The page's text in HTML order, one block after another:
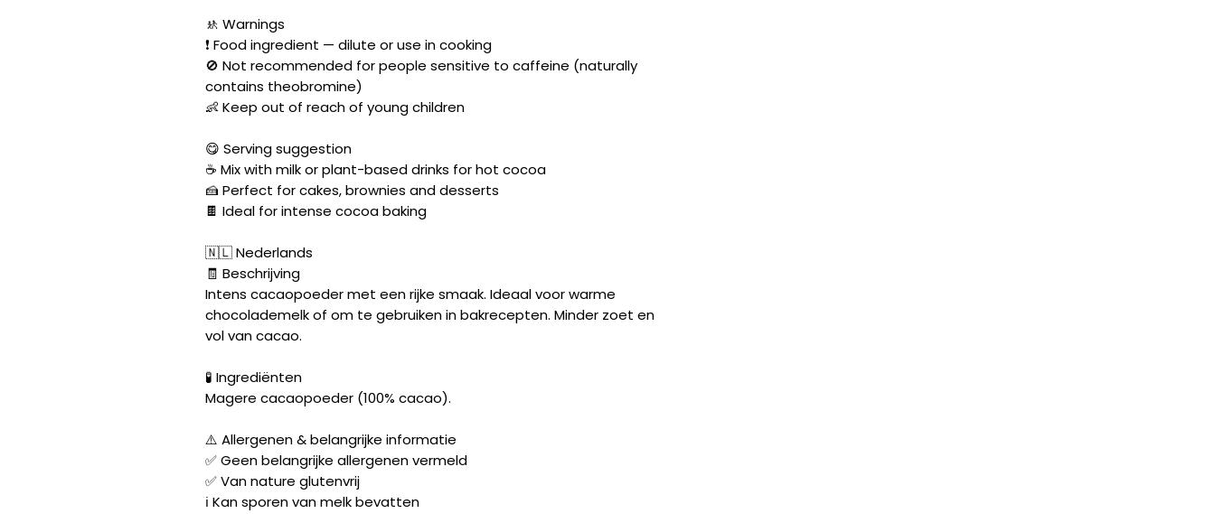
🚸 Warnings
❗ Food ingredient — dilute or use in cooking
🚫 Not recommended for people sensitive to caffeine (naturally
contains theobromine)
👶 Keep out of reach of young children
😋 Serving suggestion
☕ Mix with milk or plant-based drinks for hot cocoa
🍰 Perfect for cakes, brownies and desserts
🍫 Ideal for intense cocoa baking
🇳🇱 Nederlands
🧾 Beschrijving
Intens cacaopoeder met een rijke smaak. Ideaal voor warme
chocolademelk of om te gebruiken in bakrecepten. Minder zoet en
vol van cacao.
🧪 Ingrediënten
Magere cacaopoeder (100% cacao).
⚠️ Allergenen & belangrijke informatie
✅ Geen belangrijke allergenen vermeld
✅ Van nature glutenvrij
ℹ️ Kan sporen van melk bevatten